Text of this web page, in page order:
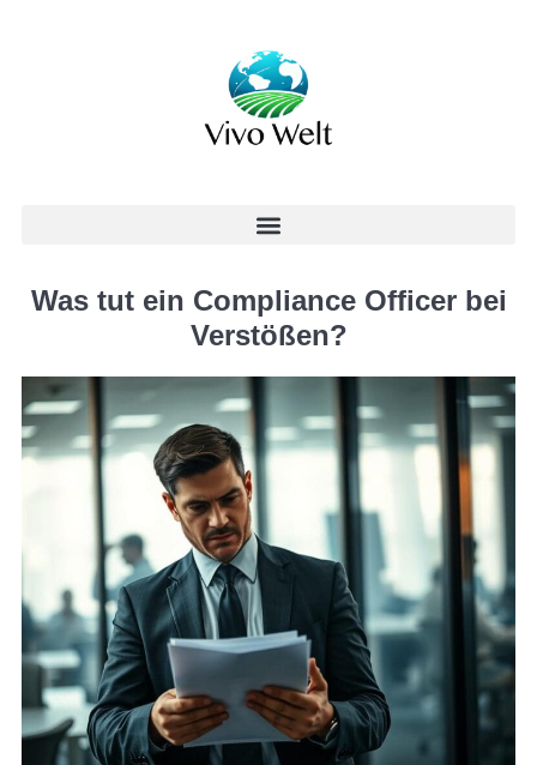
Was tut ein Compliance Officer bei
Verstößen?